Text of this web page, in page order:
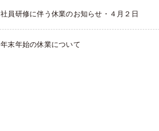
社員研修に伴う休業のお知らせ・４月２日
年末年始の休業について